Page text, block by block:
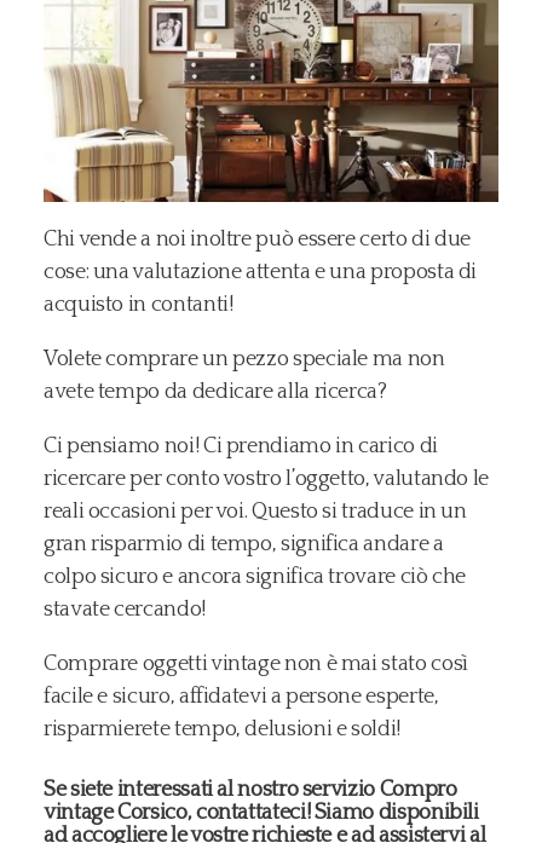
Chi vende a noi inoltre può essere certo di due
cose: una valutazione attenta e una proposta di
acquisto in contanti!
Volete comprare un pezzo speciale ma non
avete tempo da dedicare alla ricerca?
Ci pensiamo noi! Ci prendiamo in carico di
ricercare per conto vostro l’oggetto, valutando le
reali occasioni per voi. Questo si traduce in un
gran risparmio di tempo, significa andare a
colpo sicuro e ancora significa trovare ciò che
stavate cercando!
Comprare oggetti vintage non è mai stato così
facile e sicuro, affidatevi a persone esperte,
risparmierete tempo, delusioni e soldi!
Se siete interessati al nostro servizio Compro
vintage Corsico, contattateci! Siamo disponibili
ad accogliere le vostre richieste e ad assistervi al